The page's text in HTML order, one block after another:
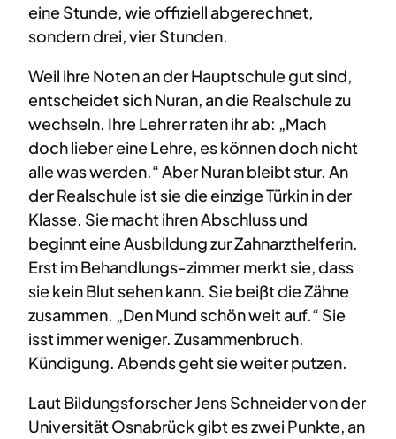
eine Stunde, wie offiziell abgerechnet,
sondern drei, vier Stunden.
Weil ihre Noten an der Hauptschule gut sind,
entscheidet sich Nuran, an die Realschule zu
wechseln. Ihre Lehrer raten ihr ab: „Mach
doch lieber eine Lehre, es können doch nicht
alle was werden.“ Aber Nuran bleibt stur. An
der Realschule ist sie die einzige Türkin in der
Klasse. Sie macht ihren Abschluss und
beginnt eine Ausbildung zur Zahnarzthelferin.
Erst im Behandlungs-zimmer merkt sie, dass
sie kein Blut sehen kann. Sie beißt die Zähne
zusammen. „Den Mund schön weit auf.“ Sie
isst immer weniger. Zusammenbruch.
Kündigung. Abends geht sie weiter putzen.
Laut Bildungsforscher Jens Schneider von der
Universität Osnabrück gibt es zwei Punkte, an